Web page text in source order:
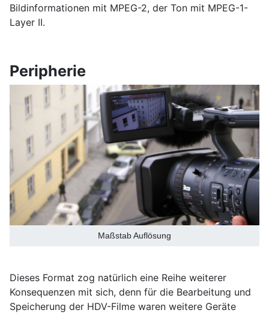
Bildinformationen mit MPEG-2, der Ton mit MPEG-1-
Layer II.
Peripherie
Maßstab Auflösung
Dieses Format zog natürlich eine Reihe weiterer
Konsequenzen mit sich, denn für die Bearbeitung und
Speicherung der HDV-Filme waren weitere Geräte